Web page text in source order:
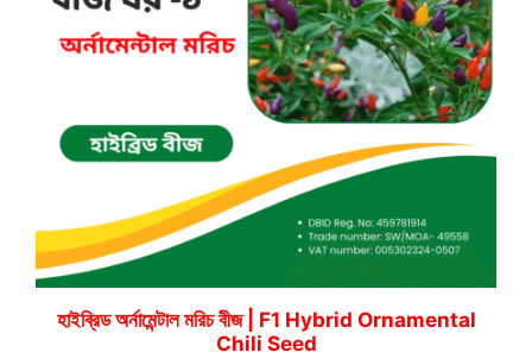
হাইব্রিড অর্নামেন্টাল মরিচ বীজ | F1 Hybrid Ornamental
Chili Seed